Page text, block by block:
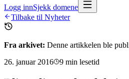
Logg innSjekk domene
Tilbake til Nyheter
Fra arkivet: Denne artikkelen ble
26. januar 2016
9 min lesetid